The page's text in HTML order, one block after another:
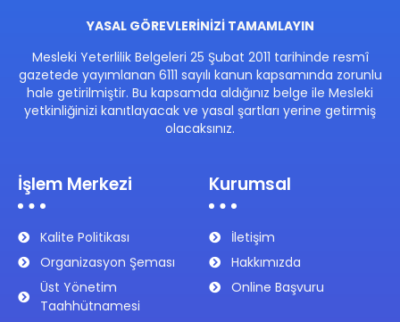
YASAL GÖREVLERİNİZİ TAMAMLAYIN
Mesleki Yeterlilik Belgeleri 25 Şubat 2011 tarihinde resmî
gazetede yayımlanan 6111 sayılı kanun kapsamında zorunlu
hale getirilmiştir. Bu kapsamda aldığınız belge ile Mesleki
yetkinliğinizi kanıtlayacak ve yasal şartları yerine getirmiş
olacaksınız.
İşlem Merkezi
Kalite Politikası
Organizasyon Şeması
Üst Yönetim
Taahhütnamesi
Kurumsal
İletişim
Hakkımızda
Online Başvuru